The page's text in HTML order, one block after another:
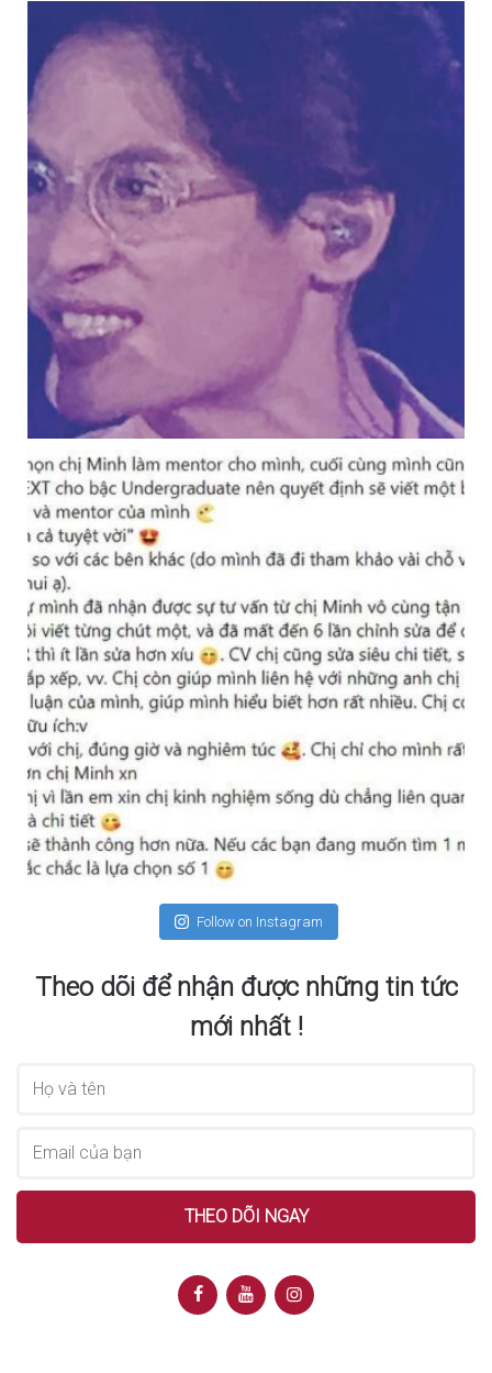
Follow on Instagram
Theo dõi để nhận được những tin tức
mới nhất !